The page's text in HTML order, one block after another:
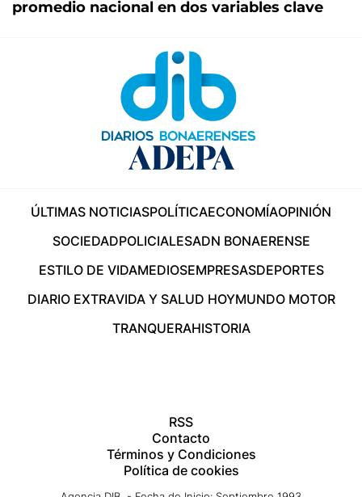
promedio nacional en dos variables clave
ÚLTIMAS NOTICIASPOLÍTICAECONOMÍAOPINIÓN
SOCIEDADPOLICIALESADN BONAERENSE
ESTILO DE VIDAMEDIOSEMPRESASDEPORTES
DIARIO EXTRAVIDA Y SALUD HOYMUNDO MOTOR
TRANQUERAHISTORIA
RSS
Contacto
Términos y Condiciones
Política de cookies